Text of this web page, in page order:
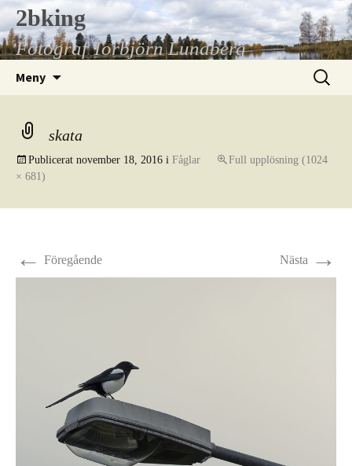
Hoppa
till
innehåll
2bking
Fotograf Torbjörn Lundberg
Meny
Sök
efter:
skata
Publicerat november 18, 2016 i Fåglar
Full upplösning (1024
× 681)
← Föregående Nästa →